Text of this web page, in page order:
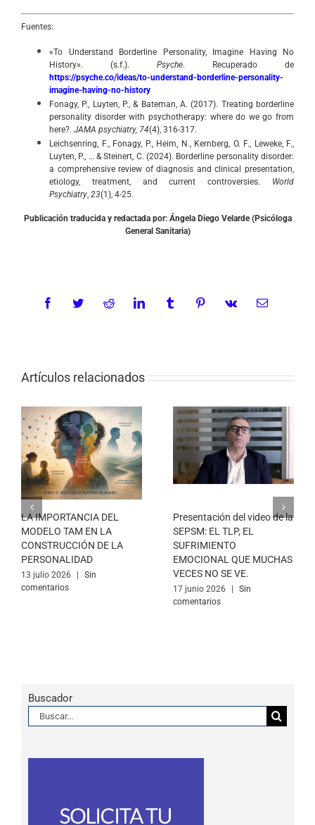
Fuentes:
«To Understand Borderline Personality, Imagine Having No
History». (s.f.). Psyche. Recuperado de
https://psyche.co/ideas/to-understand-borderline-personality-
imagine-having-no-history
Fonagy, P., Luyten, P., & Bateman, A. (2017). Treating borderline
personality disorder with psychotherapy: where do we go from
here?. JAMA psychiatry, 74(4), 316-317.
Leichsenring, F., Fonagy, P., Heim, N., Kernberg, O. F., Leweke, F.,
Luyten, P., … & Steinert, C. (2024). Borderline personality disorder:
a comprehensive review of diagnosis and clinical presentation,
etiology, treatment, and current controversies. World
Psychiatry, 23(1), 4-25.
Publicación traducida y redactada por: Ángela Diego Velarde (Psicóloga
General Sanitaria)
Artículos relacionados
LA IMPORTANCIA DEL
MODELO TAM EN LA
CONSTRUCCIÓN DE LA
PERSONALIDAD
13 julio 2026
Sin
comentarios
Presentación del video de la
SEPSM: EL TLP, EL
SUFRIMIENTO
EMOCIONAL QUE MUCHAS
VECES NO SE VE.
17 junio 2026
Sin
comentarios
Buscador
Buscar: